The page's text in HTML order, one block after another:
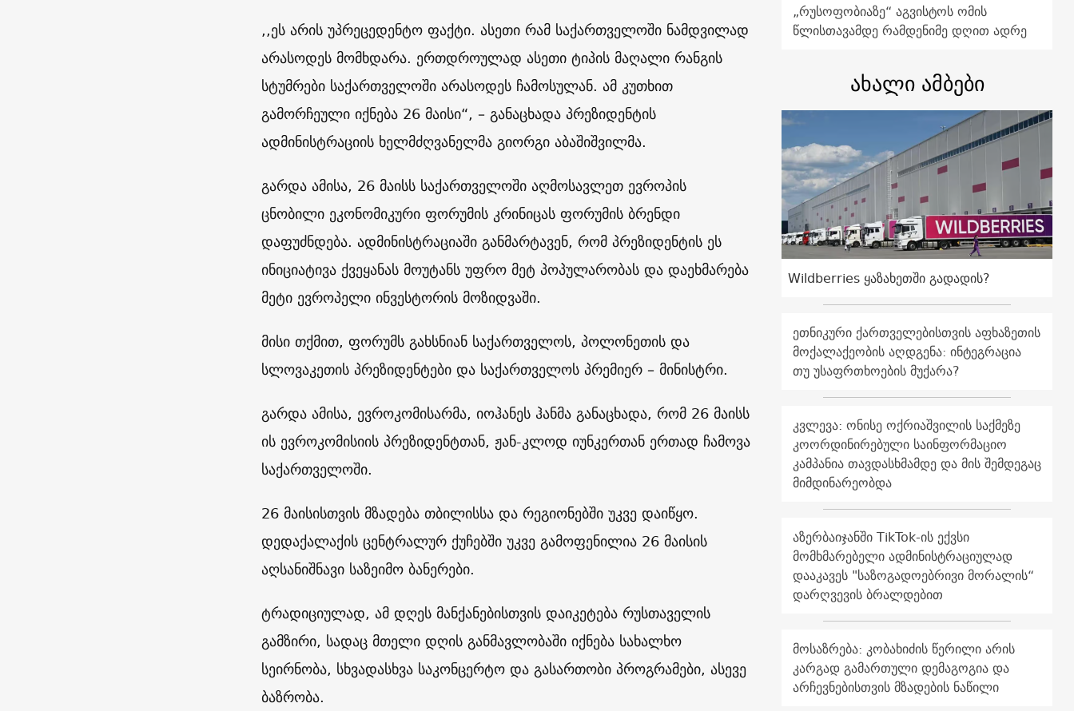
,,ეს არის უპრეცედენტო ფაქტი. ასეთი რამ საქართველოში ნამდვილად
არასოდეს მომხდარა. ერთდროულად ასეთი ტიპის მაღალი რანგის
სტუმრები საქართველოში არასოდეს ჩამოსულან. ამ კუთხით
გამორჩეული იქნება 26 მაისი“, – განაცხადა პრეზიდენტის
ადმინისტრაციის ხელმძღვანელმა გიორგი აბაშიშვილმა.
გარდა ამისა, 26 მაისს საქართველოში აღმოსავლეთ ევროპის
ცნობილი ეკონომიკური ფორუმის კრინიცას ფორუმის ბრენდი
დაფუძნდება. ადმინისტრაციაში განმარტავენ, რომ პრეზიდენტის ეს
ინიციატივა ქვეყანას მოუტანს უფრო მეტ პოპულარობას და დაეხმარება
მეტი ევროპელი ინვესტორის მოზიდვაში.
მისი თქმით, ფორუმს გახსნიან საქართველოს, პოლონეთის და
სლოვაკეთის პრეზიდენტები და საქართველოს პრემიერ – მინისტრი.
გარდა ამისა, ევროკომისარმა, იოჰანეს ჰანმა განაცხადა, რომ 26 მაისს
ის ევროკომისიის პრეზიდენტთან, ჟან-კლოდ იუნკერთან ერთად ჩამოვა
საქართველოში.
26 მაისისთვის მზადება თბილისსა და რეგიონებში უკვე დაიწყო.
დედაქალაქის ცენტრალურ ქუჩებში უკვე გამოფენილია 26 მაისის
აღსანიშნავი საზეიმო ბანერები.
ტრადიციულად, ამ დღეს მანქანებისთვის დაიკეტება რუსთაველის
გამზირი, სადაც მთელი დღის განმავლობაში იქნება სახალხო
სეირნობა, სხვადასხვა საკონცერტო და გასართობი პროგრამები, ასევე
ბაზრობა.
„რუსოფობიაზე“ აგვისტოს ომის
წლისთავამდე რამდენიმე დღით ადრე
ახალი ამბები
Wildberries ყაზახეთში გადადის?
ეთნიკური ქართველებისთვის აფხაზეთის
მოქალაქეობის აღდგენა: ინტეგრაცია
თუ უსაფრთხოების მუქარა?
კვლევა: ონისე ოქრიაშვილის საქმეზე
კოორდინირებული საინფორმაციო
კამპანია თავდასხმამდე და მის შემდეგაც
მიმდინარეობდა
აზერბაიჯანში TikTok-ის ექვსი
მომხმარებელი ადმინისტრაციულად
დააკავეს "საზოგადოებრივი მორალის“
დარღვევის ბრალდებით
მოსაზრება: კობახიძის წერილი არის
კარგად გამართული დემაგოგია და
არჩევნებისთვის მზადების ნაწილი